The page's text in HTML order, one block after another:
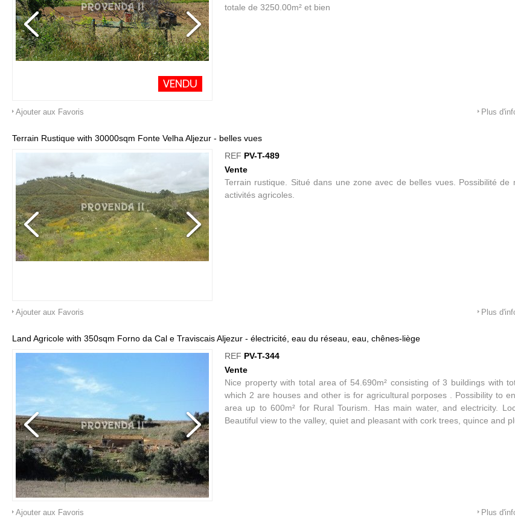
VENDU
totale de 3250.00m² et bien
Ajouter aux Favoris Plus
Terrain Rustique with 30000sqm Fonte Velha Aljezur - belles vues
REF PV-T-489
Vente
Terrain rustique. Situé dans une zone avec de belles vues. Possibilité
activités agricoles.
Ajouter aux Favoris Plus
Land Agricole with 350sqm Forno da Cal e Traviscais Aljezur - électricité, eau du réseau, eau, chênes-liège
REF PV-T-344
Vente
Nice property with total area of 54.690m² consisting of 3 buildings with
which 2 are houses and other is for agricultural porposes . Possibility to
area up to 600m² for Rural Tourism. Has main water, and electricity.
Beautiful view to the valley, quiet and pleasant with cork trees, quince and
Ajouter aux Favoris Plus